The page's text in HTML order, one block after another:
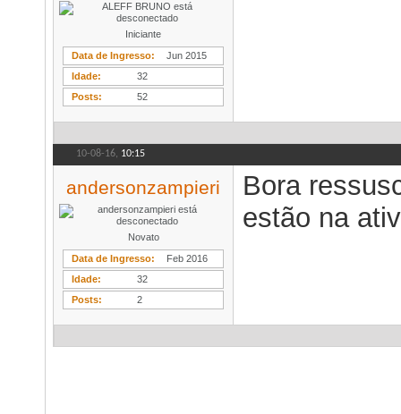
Iniciante
Data de Ingresso
Jun 2015
Idade
32
Posts
52
10-08-16, 10:15
andersonzampieri
Novato
Data de Ingresso
Feb 2016
Idade
32
Posts
2
Bora
estão na